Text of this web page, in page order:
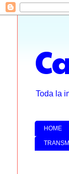
Toda la
HOME